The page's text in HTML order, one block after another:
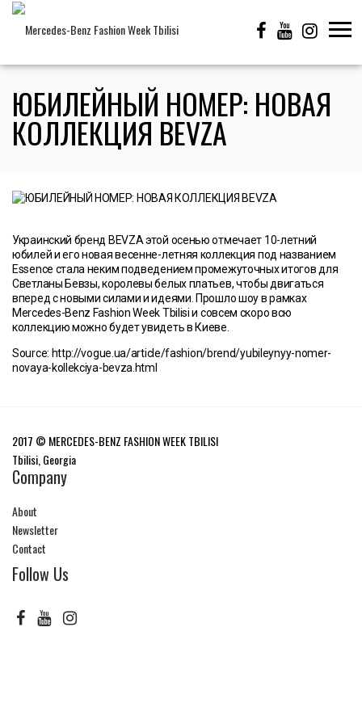
ЮБИЛЕЙНЫЙ НОМЕР: НОВАЯ
КОЛЛЕКЦИЯ BEVZA
Украинский бренд BEVZA этой осенью отмечает 10-летний
юбилей и его новая весенне-летняя коллекция под названием
Essence стала неким подведением промежуточных итогов для
Светланы Бевзы, королевы белых платьев, чтобы двигаться
вперед с новыми силами и идеями. Прошло шоу в рамках
Mercedes-Benz Fashion Week Tbilisi и совсем скоро всю
коллекцию можно будет увидеть в Киеве.
Source: http://vogue.ua/article/fashion/brend/yubileynyy-nomer-
novaya-kollekciya-bevza.html
2017 © MERCEDES-BENZ FASHION WEEK TBILISI
Tbilisi, Georgia
Company
About
Newsletter
Contact
Follow Us